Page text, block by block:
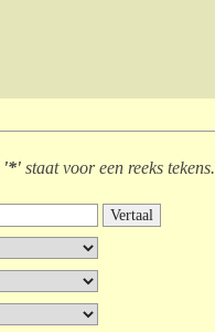
'*' staat vooreen reeks tekens.